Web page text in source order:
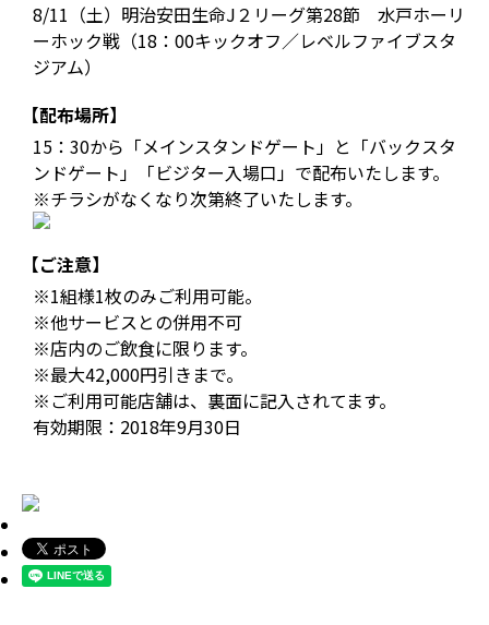
8/11（土）明治安田生命J２リーグ第28節 水戸ホーリ
ーホック戦（18：00キックオフ／レベルファイブスタ
ジアム）
【配布場所】
15：30から「メインスタンドゲート」と「バックスタ
ンドゲート」「ビジター入場口」で配布いたします。
※チラシがなくなり次第終了いたします。
【ご注意】
※1組様1枚のみご利用可能。
※他サービスとの併用不可
※店内のご飲食に限ります。
※最大42,000円引きまで。
※ご利用可能店舗は、裏面に記入されてます。
有効期限：2018年9月30日